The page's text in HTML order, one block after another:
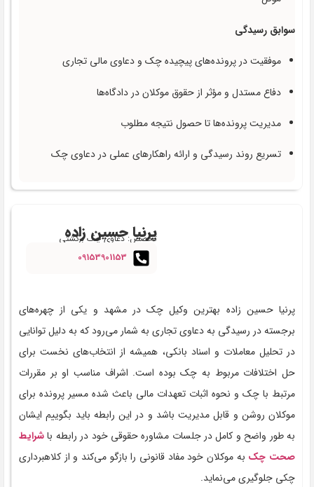
سوابق رسیدگی
موفقیت در پرونده‌های پیچیده چک و دعاوی مالی تجاری
دفاع مستدل و مؤثر از حقوق موکلان در دادگاه‌ها
مدیریت پرونده‌ها تا حصول نتیجه مطلوب
تسریع روند رسیدگی و ارائه راهکارهای عملی در دعاوی چک
پرنیا حسین زاده
تخصص: دعاوی چک برگشتی
09153901153
پرنیا حسین زاده بهترین وکیل چک در مشهد و یکی از چهره‌های
برجسته در رسیدگی به دعاوی تجاری به شمار می‌رود که به دلیل توانایی
در تحلیل معاملات و اسناد بانکی، همیشه از انتخاب‌های نخست برای
حل اختلافات مربوط به چک بوده است. اشراف مناسب او بر مقررات
مرتبط با چک و نحوه اثبات تعهدات مالی باعث شده مسیر پرونده برای
موکلان روشن و قابل مدیریت باشد و در این رابطه باید بگوییم ایشان
به طور واضح و کامل در جلسات مشاوره حقوقی خود در رابطه باشرایط
صحت چک به موکلان خود مفاد قانونی را بازگو می‌کند و از کلاهبرداری
چکی جلوگیری می‌نماید.